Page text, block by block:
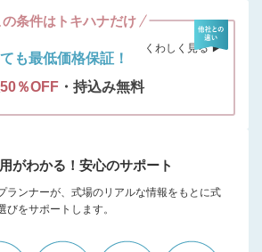
の条件はトキハナだけ
も最低価格保証！
50％OFF ・持込み無料
くわしく見る ▶︎
がわかる！安心のサポート
ランナーが、式場のリアルな情報をもとに式
びをサポートします。